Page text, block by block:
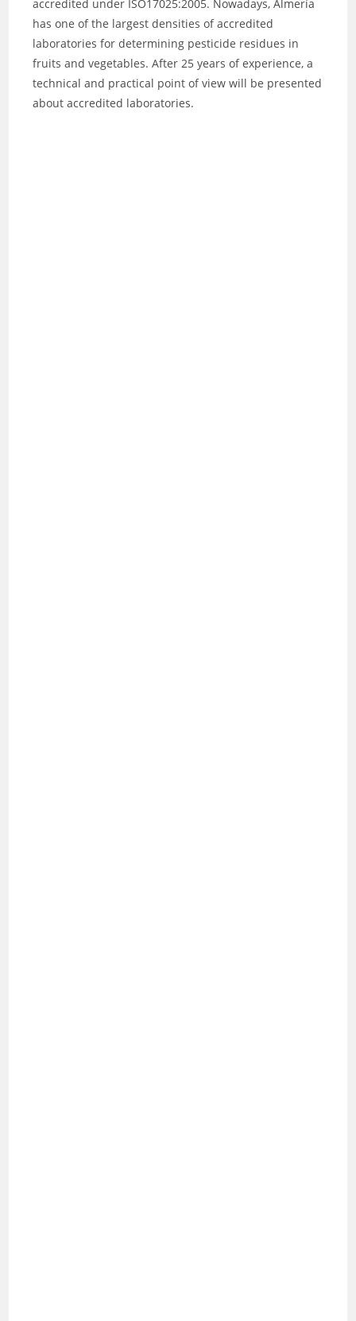
accredited under ISO17025:2005. Nowadays, Almería
has one of the largest densities of accredited
laboratories for determining pesticide residues in
fruits and vegetables. After 25 years of experience, a
technical and practical point of view will be presented
about accredited laboratories.